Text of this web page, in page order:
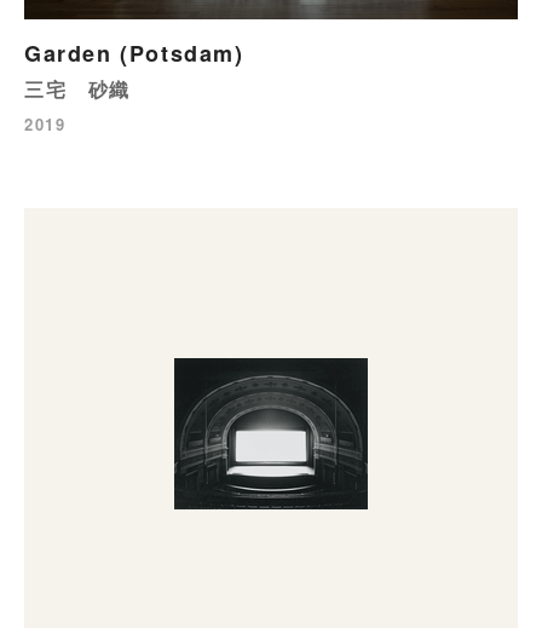
Garden (Potsdam)
三宅 砂織
2019